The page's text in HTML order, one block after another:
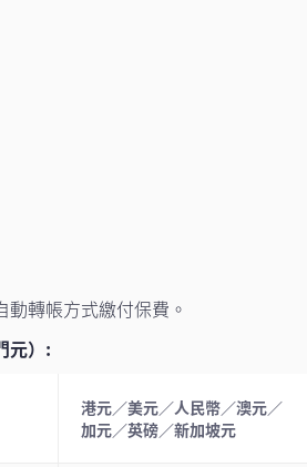
轉帳方式繳付保費。
元）:
港元／美元／人民幣／澳元／
加元／英磅／新加坡元